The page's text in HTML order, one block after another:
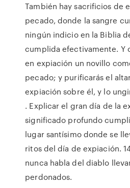
También hay sacrificios de
pecado, donde la sangre
ningún indicio en la Biblia
cumplida efectivamente. Y
en expiación un novillo
pecado; y purificarás el
expiación sobre él, y lo
. Explicar el gran día de la
significado profundo
lugar santísimo donde se
ritos del día de expiación.
nunca habla del diablo
perdonados.